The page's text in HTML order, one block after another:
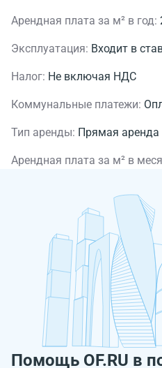
Арендная плата за м² в год:
Эксплуатация: Входит в
Налог: Не включая НДС
Коммунальные платежи:
Тип аренды: Прямая аренда
Арендная плата за м² в
Помощь OF.RU в